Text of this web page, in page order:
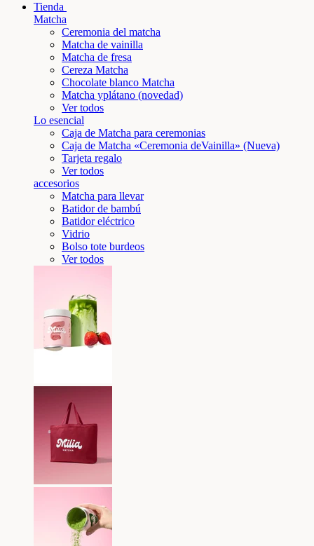
Tienda
Matcha
Ceremonia del matcha
Matcha de vainilla
Matcha de fresa
Cereza Matcha
Chocolate blanco Matcha
Matcha yplátano (novedad)
Ver todos
Lo esencial
Caja de Matcha para ceremonias
Caja de Matcha «Ceremonia deVainilla» (Nueva)
Tarjeta regalo
Ver todos
accesorios
Matcha para llevar
Batidor de bambú
Batidor eléctrico
Vidrio
Bolso tote burdeos
Ver todos